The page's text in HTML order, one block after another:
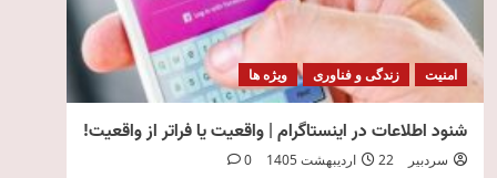
امنیت زندگی و فناوری ویژه ها
شنود اطلاعات در اینستاگرام | واقعیت یا فراتر از واقعیت!
سردبیر 22 اردیبهشت 1405 0